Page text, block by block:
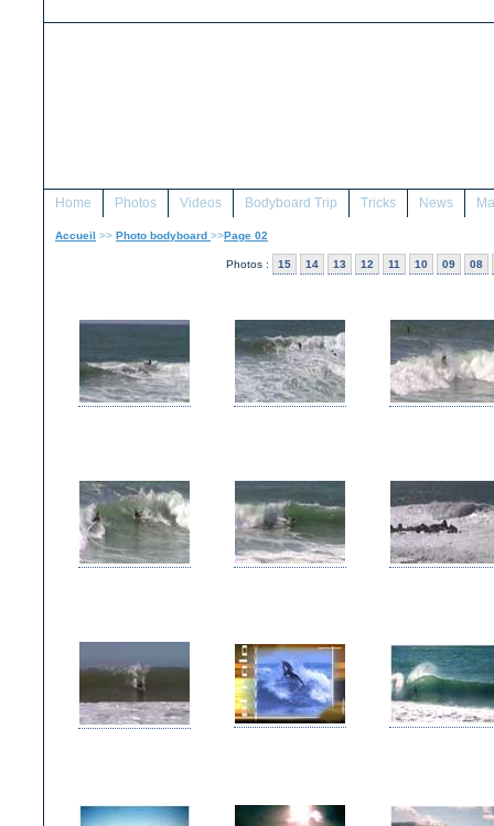
Home Photos Videos Bodyboard Trip Tricks News
Accueil >> Photo bodyboard >>Page 02
Photos : 15 14 13 12 11 10 09 08